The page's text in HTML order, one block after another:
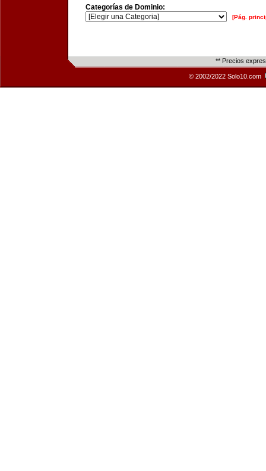
Categorías de Dominio:
[Pág.
** Precios
© 2002/2022 Solo10.com